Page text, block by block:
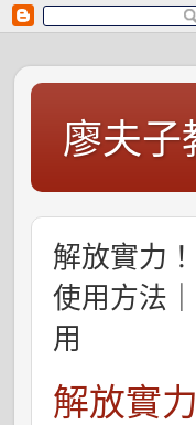
廖夫子
解放實力
使用方法
用
解放實